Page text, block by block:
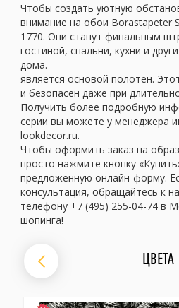
Чтобы создать уютную
внимание на обои Borastapeter
1770. Они станут финальным
гостиной, спальни, кухни и
дома.
является основой полотен.
и безопасен даже при
Получить более подробную
серии вы можете у менеджера
lookdecor.ru.
Чтобы оформить заказ на
просто нажмите кнопку
предложенную онлайн-форму.
консультация, обращайтесь к
телефону +7 (495) 255-04-74 в
шопинга!
ЦВЕТА